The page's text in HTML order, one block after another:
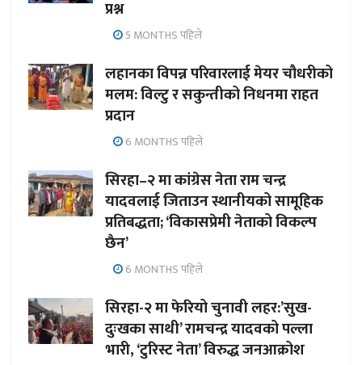
प्रश्न
5 MONTHS पहिले
लहानका विपन्न परिवारलाई मेयर चौधरीको
मलम: विल्टु र सकुन्तीको निधनमा राहत
प्रदान
6 MONTHS पहिले
सिरहा–२ मा कांग्रेस नेता राम चन्द्र
यादवलाई जिताउन स्थानीयको सामूहिक
प्रतिबद्धता; ‘विकासप्रेमी नेताको विकल्प
छैन’
6 MONTHS पहिले
सिरहा-२ मा फेरियो चुनावी लहर:’सुख-
दुःखका साथी’ रामचन्द्र यादवको पल्ला
भारी, ‘टुरिस्ट नेता’ विरुद्ध जनआक्रोश